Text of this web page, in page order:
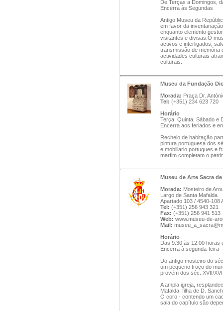
De Terças a Domingos,
Encerra às Segundas
Antigo Museu da
em favor da
enquanto elemento
visitantes e divisas.O
activos e interligados;
transmissão de memória
actividades culturais
culturais.
Museu da Fundação
Morada: Praça Dr.
Tel: (+351) 234 623 720
Horário
Terça, Quinta, Sábado e
Encerra aos feriados e
Recheio de habitação
pintura portuguesa dos
e mobiliario portugues e
marfim completam o
Museu de Arte Sacra
Morada: Mosteiro de
Largo de Santa Mafalda
Apartado 103 / 4540-108
Tel: (+351) 256 943 321
Fax: (+351) 256 941 513
Web: www.museu-de-
Mail:
Horário
Das 9.30 às 12.00 horas
Encerra à segunda-feira
Do antigo mosteiro do
um pequeno troço do
provém dos séc. XVII/
A ampla igreja,
Mafalda, filha de D.
O coro - contendo um
sala do capítulo são